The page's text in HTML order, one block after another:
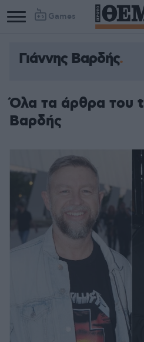
Games
Γιάννης Βαρδής
Όλα τα άρθρα του
Βαρδής